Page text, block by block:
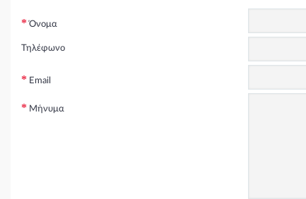
Όνομα
Τηλέφωνο
Email
Μήνυμα